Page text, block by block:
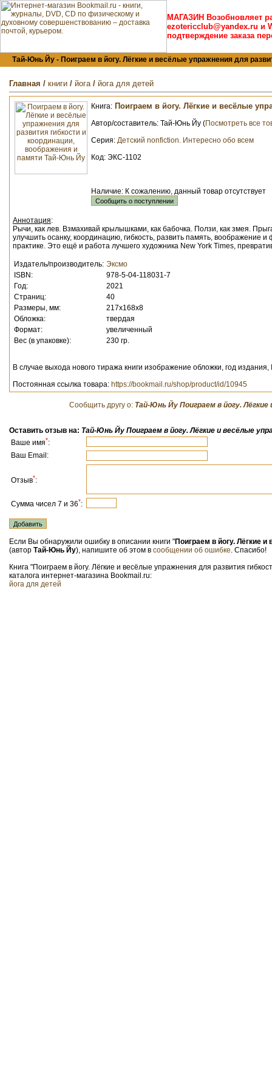
МАГАЗИН Возобновляет
ezotericclub@yandex.ru и
подтверждение заказа
Тай-Юнь Йу - Поиграем в йогу. Лёгкие и весёлые упражнения для
Главная / книги / йога/ йога для детей
Книга: Поиграем в йогу. Лёгкие и весёлые
Автор/составитель: Тай-Юнь Йу (Посмотреть все
Серия: Детский nonfiction. Интересно обо всем
Код: ЭКС-1102
Наличие: К сожалению, данный товар отсутствует
Аннотация:
Рычи, как лев. Взмахивай крылышками, как бабочка. Ползи, как змея.
улучшить осанку, координацию, гибкость, развить память, воображение
практике. Это ещё и работа лучшего художника New York Times,
Издатель/производитель: Эксмо
ISBN:
978-5-04-118031-7
Год:
2021
Страниц:
40
Размеры, мм:
217x168x8
Обложка:
твердая
Формат:
увеличенный
Вес (в упаковке):
230 гр.
В случае выхода нового тиража книги изображение обложки, год
Постоянная ссылка товара: https://bookmail.ru/shop/product/id/10945
Сообщить другу о: Тай-Юнь Йу Поиграем в йогу.
Оставить отзыв на: Тай-Юнь Йу Поиграем в йогу. Лёгкие и весёлые
Ваше имя*:
Ваш Email:
Отзыв*:
Сумма чисел 7 и 36*:
Если Вы обнаружили ошибку в описании книги "Поиграем в йогу. Лёгкие
(автор Тай-Юнь Йу), напишите об этом в сообщении об ошибке. Спасибо!
Книга "Поиграем в йогу. Лёгкие и весёлые упражнения для развития
каталога интернет-магазина Bookmail.ru:
йога для детей